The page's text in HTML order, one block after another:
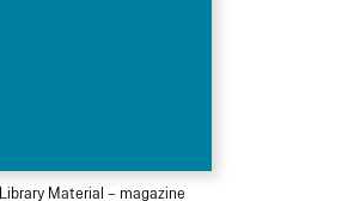
Library Material – magazine